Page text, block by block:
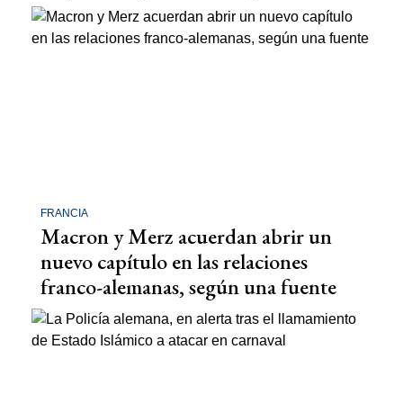
FRANCIA
Macron y Merz acuerdan abrir un
nuevo capítulo en las relaciones
franco-alemanas, según una fuente